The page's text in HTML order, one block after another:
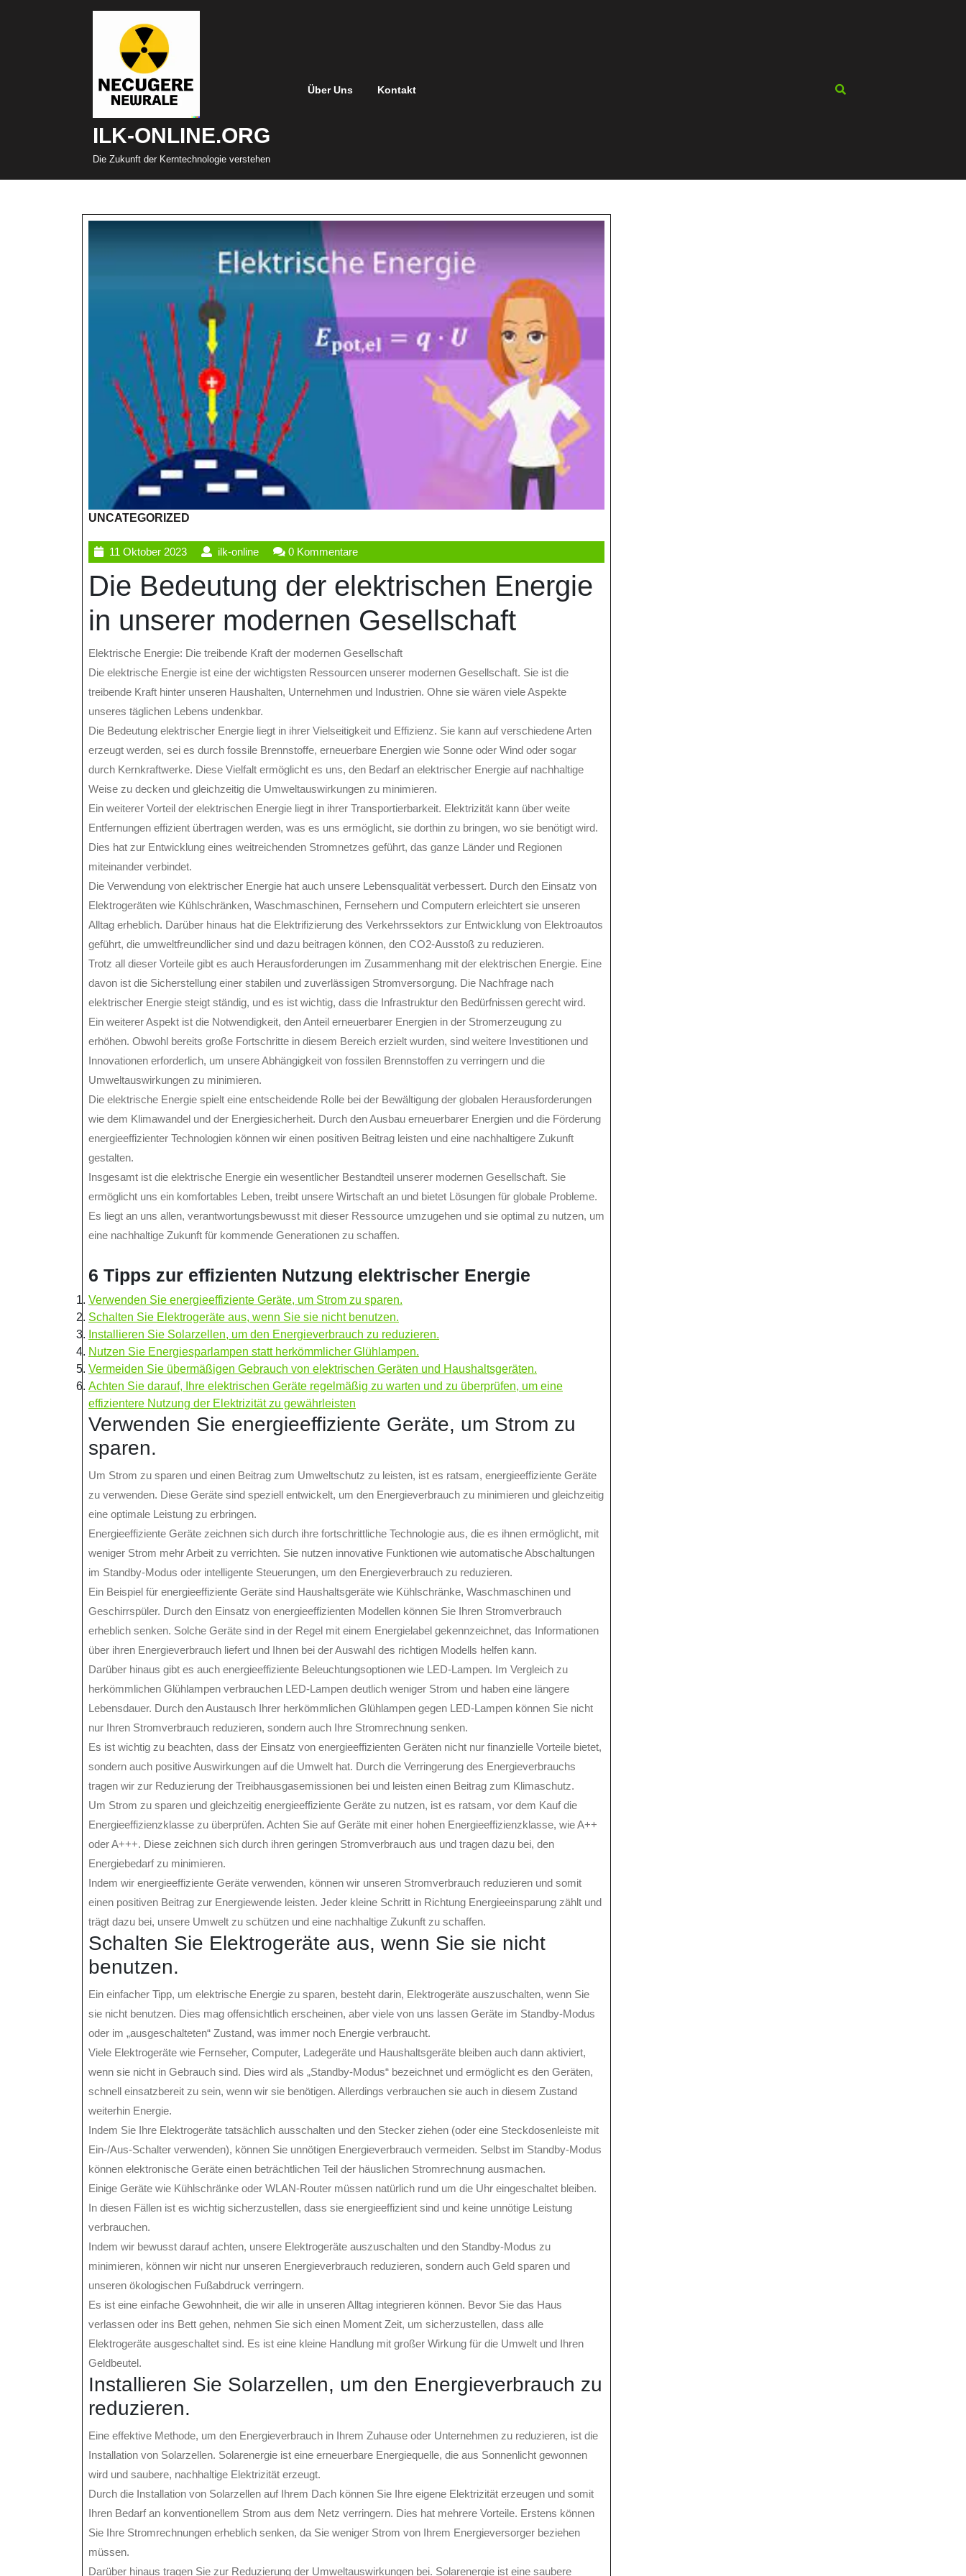
ILK-ONLINE.ORG
Die Zukunft der Kerntechnologie verstehen
Über Uns Kontakt
UNCATEGORIZED
11 Oktober 202311
Oktober
2023
ilk-onlineilk-
online
0 Kommentare
Die Bedeutung der elektrischen Energie
in unserer modernen Gesellschaft
Elektrische Energie: Die treibende Kraft der modernen Gesellschaft
Die elektrische Energie ist eine der wichtigsten Ressourcen unserer modernen Gesellschaft. Sie ist die
treibende Kraft hinter unseren Haushalten, Unternehmen und Industrien. Ohne sie wären viele Aspekte
unseres täglichen Lebens undenkbar.
Die Bedeutung elektrischer Energie liegt in ihrer Vielseitigkeit und Effizienz. Sie kann auf verschiedene Arten
erzeugt werden, sei es durch fossile Brennstoffe, erneuerbare Energien wie Sonne oder Wind oder sogar
durch Kernkraftwerke. Diese Vielfalt ermöglicht es uns, den Bedarf an elektrischer Energie auf nachhaltige
Weise zu decken und gleichzeitig die Umweltauswirkungen zu minimieren.
Ein weiterer Vorteil der elektrischen Energie liegt in ihrer Transportierbarkeit. Elektrizität kann über weite
Entfernungen effizient übertragen werden, was es uns ermöglicht, sie dorthin zu bringen, wo sie benötigt wird.
Dies hat zur Entwicklung eines weitreichenden Stromnetzes geführt, das ganze Länder und Regionen
miteinander verbindet.
Die Verwendung von elektrischer Energie hat auch unsere Lebensqualität verbessert. Durch den Einsatz von
Elektrogeräten wie Kühlschränken, Waschmaschinen, Fernsehern und Computern erleichtert sie unseren
Alltag erheblich. Darüber hinaus hat die Elektrifizierung des Verkehrssektors zur Entwicklung von Elektroautos
geführt, die umweltfreundlicher sind und dazu beitragen können, den CO2-Ausstoß zu reduzieren.
Trotz all dieser Vorteile gibt es auch Herausforderungen im Zusammenhang mit der elektrischen Energie. Eine
davon ist die Sicherstellung einer stabilen und zuverlässigen Stromversorgung. Die Nachfrage nach
elektrischer Energie steigt ständig, und es ist wichtig, dass die Infrastruktur den Bedürfnissen gerecht wird.
Ein weiterer Aspekt ist die Notwendigkeit, den Anteil erneuerbarer Energien in der Stromerzeugung zu
erhöhen. Obwohl bereits große Fortschritte in diesem Bereich erzielt wurden, sind weitere Investitionen und
Innovationen erforderlich, um unsere Abhängigkeit von fossilen Brennstoffen zu verringern und die
Umweltauswirkungen zu minimieren.
Die elektrische Energie spielt eine entscheidende Rolle bei der Bewältigung der globalen Herausforderungen
wie dem Klimawandel und der Energiesicherheit. Durch den Ausbau erneuerbarer Energien und die Förderung
energieeffizienter Technologien können wir einen positiven Beitrag leisten und eine nachhaltigere Zukunft
gestalten.
Insgesamt ist die elektrische Energie ein wesentlicher Bestandteil unserer modernen Gesellschaft. Sie
ermöglicht uns ein komfortables Leben, treibt unsere Wirtschaft an und bietet Lösungen für globale Probleme.
Es liegt an uns allen, verantwortungsbewusst mit dieser Ressource umzugehen und sie optimal zu nutzen, um
eine nachhaltige Zukunft für kommende Generationen zu schaffen.
6 Tipps zur effizienten Nutzung elektrischer Energie
Verwenden Sie energieeffiziente Geräte, um Strom zu sparen.
Schalten Sie Elektrogeräte aus, wenn Sie sie nicht benutzen.
Installieren Sie Solarzellen, um den Energieverbrauch zu reduzieren.
Nutzen Sie Energiesparlampen statt herkömmlicher Glühlampen.
Vermeiden Sie übermäßigen Gebrauch von elektrischen Geräten und Haushaltsgeräten.
Achten Sie darauf, Ihre elektrischen Geräte regelmäßig zu warten und zu überprüfen, um eine
effizientere Nutzung der Elektrizität zu gewährleisten
Verwenden Sie energieeffiziente Geräte, um Strom zu
sparen.
Um Strom zu sparen und einen Beitrag zum Umweltschutz zu leisten, ist es ratsam, energieeffiziente Geräte
zu verwenden. Diese Geräte sind speziell entwickelt, um den Energieverbrauch zu minimieren und gleichzeitig
eine optimale Leistung zu erbringen.
Energieeffiziente Geräte zeichnen sich durch ihre fortschrittliche Technologie aus, die es ihnen ermöglicht, mit
weniger Strom mehr Arbeit zu verrichten. Sie nutzen innovative Funktionen wie automatische Abschaltungen
im Standby-Modus oder intelligente Steuerungen, um den Energieverbrauch zu reduzieren.
Ein Beispiel für energieeffiziente Geräte sind Haushaltsgeräte wie Kühlschränke, Waschmaschinen und
Geschirrspüler. Durch den Einsatz von energieeffizienten Modellen können Sie Ihren Stromverbrauch
erheblich senken. Solche Geräte sind in der Regel mit einem Energielabel gekennzeichnet, das Informationen
über ihren Energieverbrauch liefert und Ihnen bei der Auswahl des richtigen Modells helfen kann.
Darüber hinaus gibt es auch energieeffiziente Beleuchtungsoptionen wie LED-Lampen. Im Vergleich zu
herkömmlichen Glühlampen verbrauchen LED-Lampen deutlich weniger Strom und haben eine längere
Lebensdauer. Durch den Austausch Ihrer herkömmlichen Glühlampen gegen LED-Lampen können Sie nicht
nur Ihren Stromverbrauch reduzieren, sondern auch Ihre Stromrechnung senken.
Es ist wichtig zu beachten, dass der Einsatz von energieeffizienten Geräten nicht nur finanzielle Vorteile bietet,
sondern auch positive Auswirkungen auf die Umwelt hat. Durch die Verringerung des Energieverbrauchs
tragen wir zur Reduzierung der Treibhausgasemissionen bei und leisten einen Beitrag zum Klimaschutz.
Um Strom zu sparen und gleichzeitig energieeffiziente Geräte zu nutzen, ist es ratsam, vor dem Kauf die
Energieeffizienzklasse zu überprüfen. Achten Sie auf Geräte mit einer hohen Energieeffizienzklasse, wie A++
oder A+++. Diese zeichnen sich durch ihren geringen Stromverbrauch aus und tragen dazu bei, den
Energiebedarf zu minimieren.
Indem wir energieeffiziente Geräte verwenden, können wir unseren Stromverbrauch reduzieren und somit
einen positiven Beitrag zur Energiewende leisten. Jeder kleine Schritt in Richtung Energieeinsparung zählt und
trägt dazu bei, unsere Umwelt zu schützen und eine nachhaltige Zukunft zu schaffen.
Schalten Sie Elektrogeräte aus, wenn Sie sie nicht
benutzen.
Ein einfacher Tipp, um elektrische Energie zu sparen, besteht darin, Elektrogeräte auszuschalten, wenn Sie
sie nicht benutzen. Dies mag offensichtlich erscheinen, aber viele von uns lassen Geräte im Standby-Modus
oder im „ausgeschalteten“ Zustand, was immer noch Energie verbraucht.
Viele Elektrogeräte wie Fernseher, Computer, Ladegeräte und Haushaltsgeräte bleiben auch dann aktiviert,
wenn sie nicht in Gebrauch sind. Dies wird als „Standby-Modus“ bezeichnet und ermöglicht es den Geräten,
schnell einsatzbereit zu sein, wenn wir sie benötigen. Allerdings verbrauchen sie auch in diesem Zustand
weiterhin Energie.
Indem Sie Ihre Elektrogeräte tatsächlich ausschalten und den Stecker ziehen (oder eine Steckdosenleiste mit
Ein-/Aus-Schalter verwenden), können Sie unnötigen Energieverbrauch vermeiden. Selbst im Standby-Modus
können elektronische Geräte einen beträchtlichen Teil der häuslichen Stromrechnung ausmachen.
Einige Geräte wie Kühlschränke oder WLAN-Router müssen natürlich rund um die Uhr eingeschaltet bleiben.
In diesen Fällen ist es wichtig sicherzustellen, dass sie energieeffizient sind und keine unnötige Leistung
verbrauchen.
Indem wir bewusst darauf achten, unsere Elektrogeräte auszuschalten und den Standby-Modus zu
minimieren, können wir nicht nur unseren Energieverbrauch reduzieren, sondern auch Geld sparen und
unseren ökologischen Fußabdruck verringern.
Es ist eine einfache Gewohnheit, die wir alle in unseren Alltag integrieren können. Bevor Sie das Haus
verlassen oder ins Bett gehen, nehmen Sie sich einen Moment Zeit, um sicherzustellen, dass alle
Elektrogeräte ausgeschaltet sind. Es ist eine kleine Handlung mit großer Wirkung für die Umwelt und Ihren
Geldbeutel.
Installieren Sie Solarzellen, um den Energieverbrauch zu
reduzieren.
Eine effektive Methode, um den Energieverbrauch in Ihrem Zuhause oder Unternehmen zu reduzieren, ist die
Installation von Solarzellen. Solarenergie ist eine erneuerbare Energiequelle, die aus Sonnenlicht gewonnen
wird und saubere, nachhaltige Elektrizität erzeugt.
Durch die Installation von Solarzellen auf Ihrem Dach können Sie Ihre eigene Elektrizität erzeugen und somit
Ihren Bedarf an konventionellem Strom aus dem Netz verringern. Dies hat mehrere Vorteile. Erstens können
Sie Ihre Stromrechnungen erheblich senken, da Sie weniger Strom von Ihrem Energieversorger beziehen
müssen.
Darüber hinaus tragen Sie zur Reduzierung der Umweltauswirkungen bei. Solarenergie ist eine saubere